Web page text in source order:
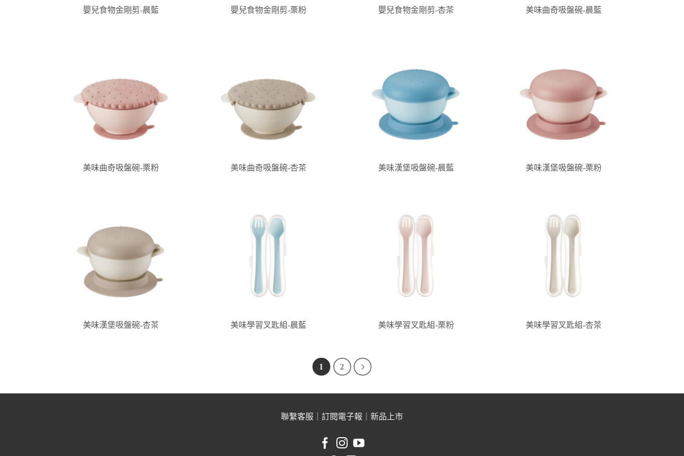
嬰兒食物金剛剪-晨藍 嬰兒食物金剛剪-栗粉 嬰兒食物金剛剪-杏茶 美味曲奇吸盤碗-晨藍
美味曲奇吸盤碗-栗粉 美味曲奇吸盤碗-杏茶 美味漢堡吸盤碗-晨藍 美味漢堡吸盤碗-栗粉
美味漢堡吸盤碗-杏茶 美味學習叉匙組-晨藍 美味學習叉匙組-栗粉 美味學習叉匙組-杏茶
1 2
聯繫客服 訂閱電子報 新品上市